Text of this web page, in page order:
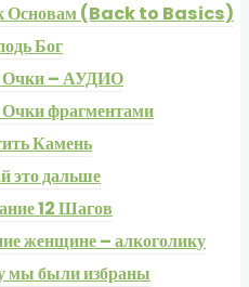
Основам (Back to Basics)
Бог
– АУДИО
фрагментами
Камень
это дальше
12 Шагов
женщине – алкоголику
мы были избраны